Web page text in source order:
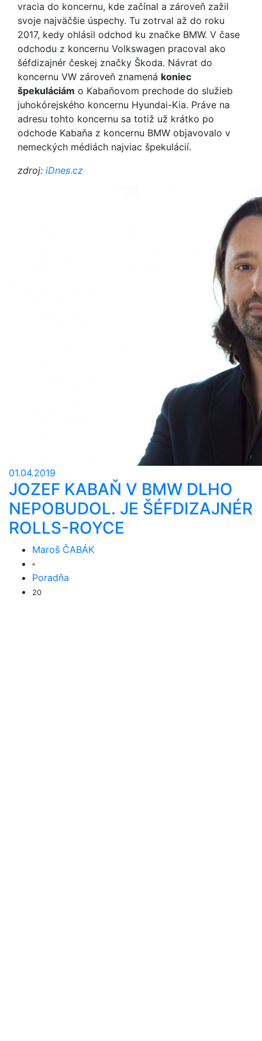
vracia do koncernu, kde začínal a zároveň zažil
svoje najväčšie úspechy. Tu zotrval až do roku
2017, kedy ohlásil odchod ku značke BMW. V čase
odchodu z koncernu Volkswagen pracoval ako
šéfdizajnér českej značky Škoda. Návrat do
koncernu VW zároveň znamená koniec
špekuláciám o Kabaňovom prechode do služieb
juhokórejského koncernu Hyundai-Kia. Práve na
adresu tohto koncernu sa totiž už krátko po
odchode Kabaňa z koncernu BMW objavovalo v
nemeckých médiách najviac špekulácií.
zdroj: iDnes.cz
01.04.2019
JOZEF KABAŇ V BMW DLHO
NEPOBUDOL. JE ŠÉFDIZAJNÉR
ROLLS-ROYCE
Maroš ČABÁK
Poradňa
20